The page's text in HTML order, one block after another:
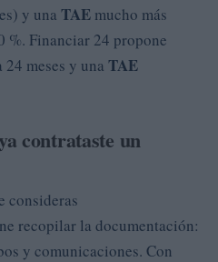
y una TAE mucho más
%. Financiar 24 propone
meses y una TAE
contrataste un
consideras
recopilar la documentación:
y comunicaciones. Con